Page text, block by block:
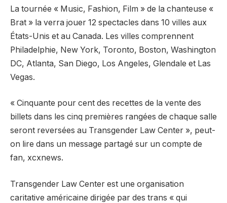
La tournée « Music, Fashion, Film » de la chanteuse «
Brat » la verra jouer 12 spectacles dans 10 villes aux
États-Unis et au Canada. Les villes comprennent
Philadelphie, New York, Toronto, Boston, Washington
DC, Atlanta, San Diego, Los Angeles, Glendale et Las
Vegas.
« Cinquante pour cent des recettes de la vente des
billets dans les cinq premières rangées de chaque salle
seront reversées au Transgender Law Center », peut-
on lire dans un message partagé sur un compte de
fan, xcxnews.
Transgender Law Center est une organisation
caritative américaine dirigée par des trans « qui